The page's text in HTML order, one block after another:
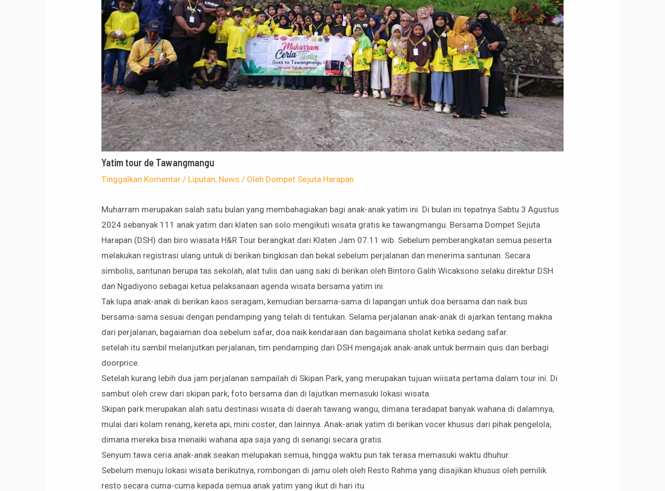
Yatim tour de Tawangmangu
Tinggalkan Komentar / Liputan, News / Oleh Dompet Sejuta Harapan
Muharram merupakan salah satu bulan yang membahagiakan bagi anak-anak yatim ini. Di bulan ini tepatnya Sabtu 3 Agustus
2024 sebanyak 111 anak yatim dari klaten san solo mengikuti wisata gratis ke tawangmangu. Bersama Dompet Sejuta
Harapan (DSH) dan biro wiasata H&R Tour berangkat dari Klaten Jam 07.11 wib. Sebelum pemberangkatan semua peserta
melakukan registrasi ulang untuk di berikan bingkisan dan bekal sebelum perjalanan dan menerima santunan. Secara
simbolis, santunan berupa tas sekolah, alat tulis dan uang saki di berikan oleh Bintoro Galih Wicaksono selaku direktur DSH
dan Ngadiyono sebagai ketua pelaksanaan agenda wisata bersama yatim ini.
Tak lupa anak-anak di berikan kaos seragam, kemudian bersama-sama di lapangan untuk doa bersama dan naik bus
bersama-sama sesuai dengan pendamping yang telah di tentukan. Selama perjalanan anak-anak di ajarkan tentang makna
dari perjalanan, bagaiaman doa sebelum safar, doa naik kendaraan dan bagaimana sholat ketika sedang safar.
setelah itu sambil melanjutkan perjalanan, tim pendamping dari DSH mengajak anak-anak untuk bermain quis dan berbagi
doorprice.
Setelah kurang lebih dua jam perjalanan sampailah di Skipan Park, yang merupakan tujuan wiisata pertama dalam tour ini. Di
sambut oleh crew dari skipan park, foto bersama dan di lajutkan memasuki lokasi wisata.
Skipan park merupakan alah satu destinasi wisata di daerah tawang wangu, dimana teradapat banyak wahana di dalamnya,
mulai dari kolam renang, kereta api, mini coster, dan lainnya. Anak-anak yatim di berikan vocer khusus dari pihak pengelola,
dimana mereka bisa menaiki wahana apa saja yang di senangi secara gratis.
Senyum tawa ceria anak-anak seakan melupakan semua, hingga waktu pun tak terasa memasuki waktu dhuhur.
Sebelum menuju lokasi wisata berikutnya, rombongan di jamu oleh oleh Resto Rahma yang disajikan khusus oleh pemilik
resto secara cuma-cuma kepada semua anak yatim yang ikut di hari itu.